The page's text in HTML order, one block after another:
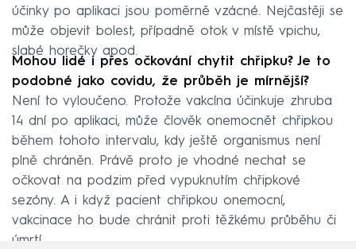
účinky po aplikaci jsou poměrně vzácné. Nejčastěji se
může objevit bolest, případně otok v místě vpichu,
slabé horečky apod.
Mohou lidé i přes očkování chytit chřipku? Je to
podobné jako covidu, že průběh je mírnější?
Není to vyloučeno. Protože vakcína účinkuje zhruba
14 dní po aplikaci, může člověk onemocnět chřipkou
během tohoto intervalu, kdy ještě organismus není
plně chráněn. Právě proto je vhodné nechat se
očkovat na podzim před vypuknutím chřipkové
sezóny. A i když pacient chřipkou onemocní,
vakcinace ho bude chránit proti těžkému průběhu či
úmrtí.